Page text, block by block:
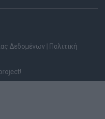
Δεδομένων
Πολιτική